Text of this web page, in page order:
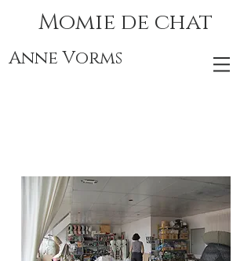
Momie de chat
Anne Vorms